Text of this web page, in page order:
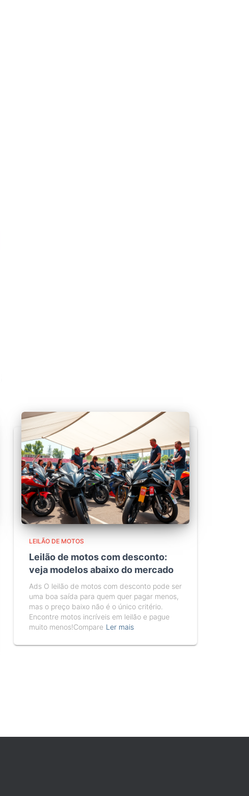
LEILÃO DE MOTOS
Leilão de motos com desconto:
veja modelos abaixo do mercado
Ads O leilão de motos com desconto pode ser
uma boa saída para quem quer pagar menos,
mas o preço baixo não é o único critério.
Encontre motos incríveis em leilão e pague
muito menos!Compare Ler mais